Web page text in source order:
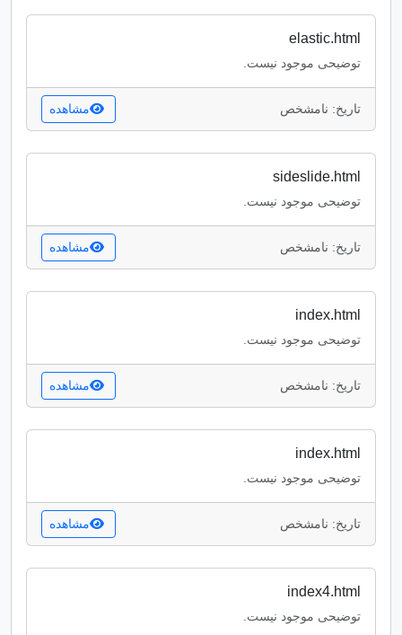
elastic.html
توضیحی موجود نیست.
تاریخ: نامشخص مشاهده
sideslide.html
توضیحی موجود نیست.
تاریخ: نامشخص مشاهده
index.html
توضیحی موجود نیست.
تاریخ: نامشخص مشاهده
index.html
توضیحی موجود نیست.
تاریخ: نامشخص مشاهده
index4.html
توضیحی موجود نیست.